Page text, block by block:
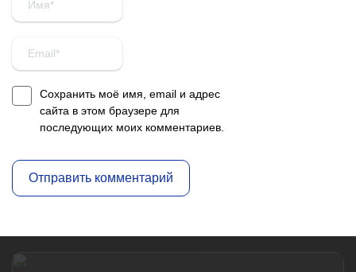
Сохранить моё имя, email и адрес
сайта в этом браузере для
последующих моих комментариев.